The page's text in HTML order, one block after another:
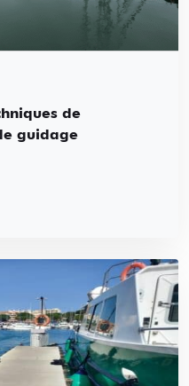
de
guidage